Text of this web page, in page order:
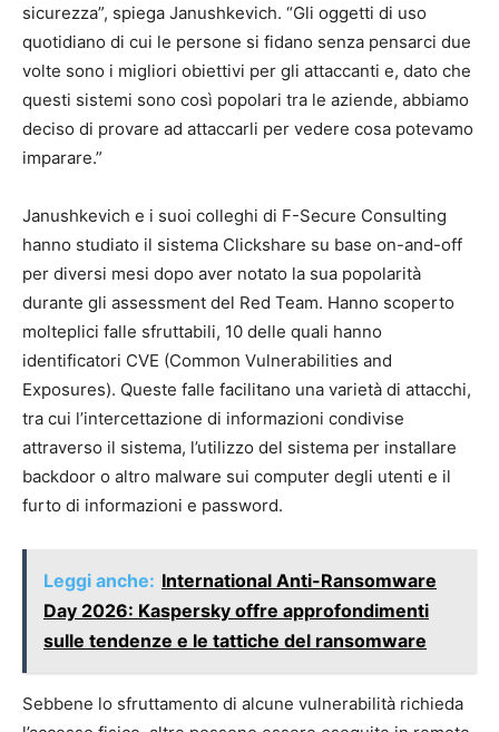
sicurezza”, spiega Janushkevich. “Gli oggetti di uso
quotidiano di cui le persone si fidano senza pensarci due
volte sono i migliori obiettivi per gli attaccanti e, dato che
questi sistemi sono così popolari tra le aziende, abbiamo
deciso di provare ad attaccarli per vedere cosa potevamo
imparare.”
Janushkevich e i suoi colleghi di F-Secure Consulting
hanno studiato il sistema Clickshare su base on-and-off
per diversi mesi dopo aver notato la sua popolarità
durante gli assessment del Red Team. Hanno scoperto
molteplici falle sfruttabili, 10 delle quali hanno
identificatori CVE (Common Vulnerabilities and
Exposures). Queste falle facilitano una varietà di attacchi,
tra cui l’intercettazione di informazioni condivise
attraverso il sistema, l’utilizzo del sistema per installare
backdoor o altro malware sui computer degli utenti e il
furto di informazioni e password.
Leggi anche: International Anti-Ransomware
Day 2026: Kaspersky offre approfondimenti
sulle tendenze e le tattiche del ransomware
Sebbene lo sfruttamento di alcune vulnerabilità richieda